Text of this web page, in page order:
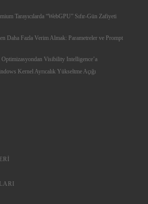
Tarayıcılarda “WebGPU” Sıfır-Gün Zafiyeti
Daha Fazla Verim Almak: Parametreler ve Prompt
Visibility Intelligence’a
Kernel Ayrıcalık Yükseltme Açığı